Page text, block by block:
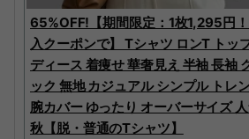
65%OFF!【期間限定：1枚1,295円
入クーポンで】 Tシャツ ロンT トッ
ディース 着痩せ 華奢見え 半袖 長袖
ック 無地 カジュアル シンプル トレ
腕カバー ゆったり オーバーサイズ
秋【脱・普通のTシャツ】